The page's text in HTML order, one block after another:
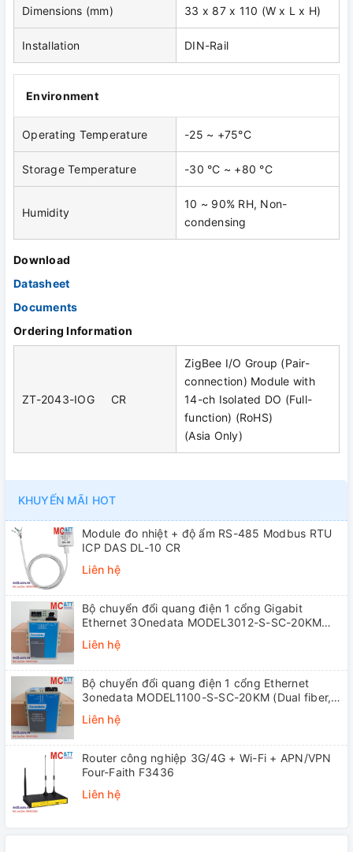
Dimensions (mm) 33 x 87 x 110 (W x L x H)
Installation DIN-Rail
Environment
Operating Temperature -25 ~ +75°C
Storage Temperature -30 °C ~ +80 °C
Humidity
10 ~ 90% RH, Non-
condensing
Download
Datasheet
Documents
Ordering Information
ZT-2043-IOG CR
ZigBee I/O Group (Pair-
connection) Module with
14-ch Isolated DO (Full-
function) (RoHS)
(Asia Only)
KHUYẾN MÃI HOT
Module đo nhiệt + độ ẩm RS-485 Modbus RTU
ICP DAS DL-10 CR
Liên hệ
Bộ chuyển đổi quang điện 1 cổng Gigabit
Ethernet 3Onedata MODEL3012-S-SC-20KM
Liên hệ
Bộ chuyển đổi quang điện 1 cổng Ethernet
3onedata MODEL1100-S-SC-20KM (Dual fiber,
Liên hệ
Router công nghiệp 3G/4G + Wi-Fi + APN/VPN
Four-Faith F3436
Liên hệ